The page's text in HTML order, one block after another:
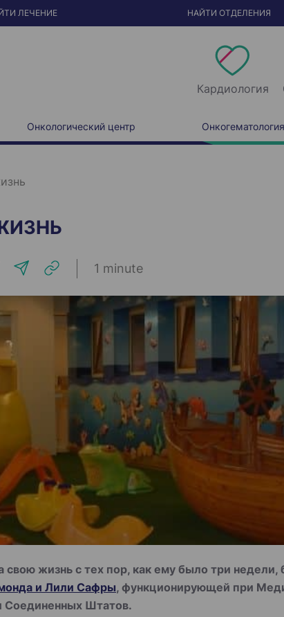
ЛЕЧЕНИЕ НАЙТИ ОТДЕЛЕНИЯ
Кардиология
Онкологический центр Онкогематология
1 minute
жизнь с тех пор, как ему было три
и Лили Сафры, функционирующей при
Соединенных Штатов.